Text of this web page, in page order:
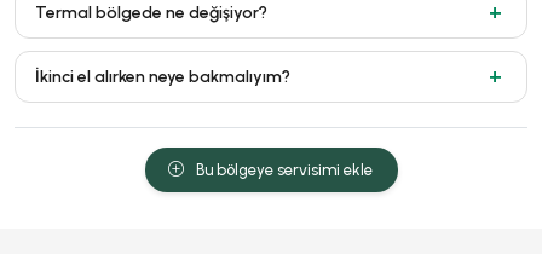
Termal bölgede ne değişiyor?
İkinci el alırken neye bakmalıyım?
Bu bölgeye servisimi ekle